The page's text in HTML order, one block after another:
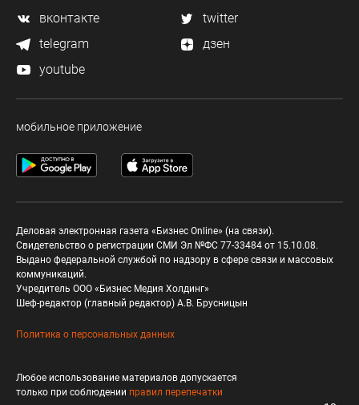
вконтакте
twitter
telegram
дзен
youtube
мобильное приложение
Деловая электронная газета «Бизнес Online» (на связи).
Свидетельство о регистрации СМИ Эл №ФС 77-33484 от 15.10.08.
Выдано федеральной службой по надзору в сфере связи и массовых
коммуникаций.
Учредитель ООО «Бизнес Медия Холдинг»
Шеф-редактор (главный редактор) А.В. Брусницын
Политика о персональных данных
Любое использование материалов допускается
только при соблюдении правил перепечатки